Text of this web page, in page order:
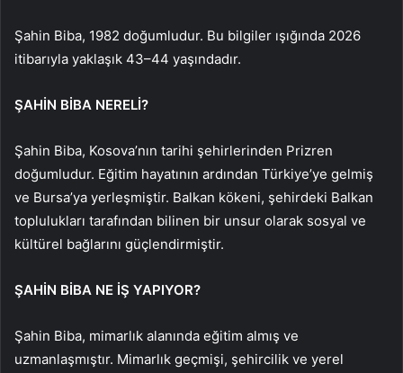
Şahin Biba, 1982 doğumludur. Bu bilgiler ışığında 2026
itibarıyla yaklaşık 43–44 yaşındadır.
ŞAHİN BİBA NERELİ?
Şahin Biba, Kosova’nın tarihi şehirlerinden Prizren
doğumludur. Eğitim hayatının ardından Türkiye’ye gelmiş
ve Bursa’ya yerleşmiştir. Balkan kökeni, şehirdeki Balkan
toplulukları tarafından bilinen bir unsur olarak sosyal ve
kültürel bağlarını güçlendirmiştir.
ŞAHİN BİBA NE İŞ YAPIYOR?
Şahin Biba, mimarlık alanında eğitim almış ve
uzmanlaşmıştır. Mimarlık geçmişi, şehircilik ve yerel